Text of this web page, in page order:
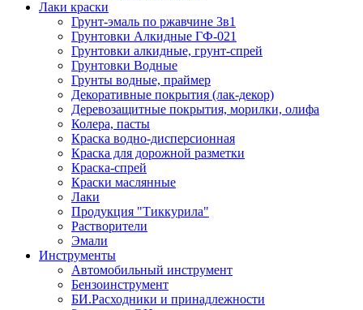
Лаки краски
Грунт-эмаль по ржавчине 3в1
Грунтовки Алкидные ГФ-021
Грунтовки алкидные, грунт-спрей
Грунтовки Водные
Грунты водные, праймер
Декоративные покрытия (лак-декор)
Деревозащитные покрытия, морилки, олифа
Колера, пасты
Краска водно-дисперсионная
Краска для дорожной разметки
Краска-спрей
Краски маслянные
Лаки
Продукция "Тиккурила"
Растворители
Эмали
Инструменты
Автомобильный инструмент
Бензоинструмент
БИ.Расходники и принадлежности